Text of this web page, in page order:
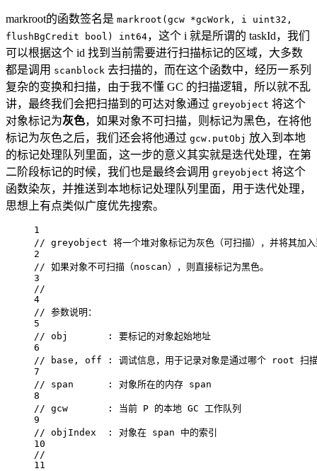
markroot的函数签名是 markroot(gcw *gcWork, i uint32,
flushBgCredit bool) int64，这个 i 就是所谓的 taskId，我们
可以根据这个 id 找到当前需要进行扫描标记的区域，大多数
都是调用 scanblock 去扫描的，而在这个函数中，经历一系列
复杂的变换和扫描，由于我不懂 GC 的扫描逻辑，所以就不乱
讲，最终我们会把扫描到的可达对象通过 greyobject 将这个
对象标记为灰色，如果对象不可扫描，则标记为黑色，在将他
标记为灰色之后，我们还会将他通过 gcw.putObj 放入到本地
的标记处理队列里面，这一步的意义其实就是迭代处理，在第
二阶段标记的时候，我们也是最终会调用 greyobject 将这个
函数染灰，并推送到本地标记处理队列里面，用于迭代处理，
思想上有点类似广度优先搜索。
1
// greyobject 将一个堆对象标记为灰色（可扫描），并将其加
2
// 如果对象不可扫描（noscan），则直接标记为黑色。
3
//
4
// 参数说明：
5
// obj       : 要标记的对象起始地址
6
// base, off : 调试信息，用于记录对象是通过哪个 root 扫
7
// span      : 对象所在的内存 span
8
// gcw       : 当前 P 的本地 GC 工作队列
9
// objIndex  : 对象在 span 中的索引
10
//
11